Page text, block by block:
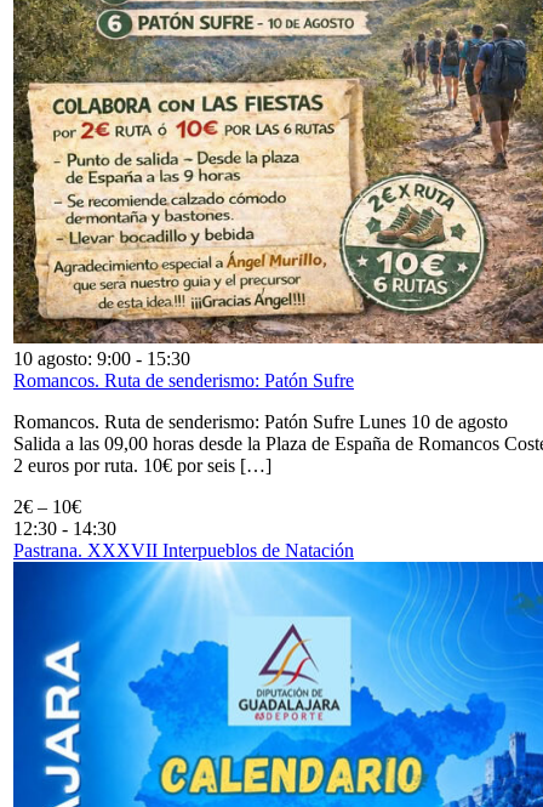
10 agosto: 9:00 - 15:30
Romancos. Ruta de senderismo: Patón Sufre
Romancos. Ruta de senderismo: Patón Sufre Lunes 10 de agosto
Salida a las 09,00 horas desde la Plaza de España de Romancos
2 euros por ruta. 10€ por seis […]
2€ – 10€
12:30 - 14:30
Pastrana. XXXVII Interpueblos de Natación